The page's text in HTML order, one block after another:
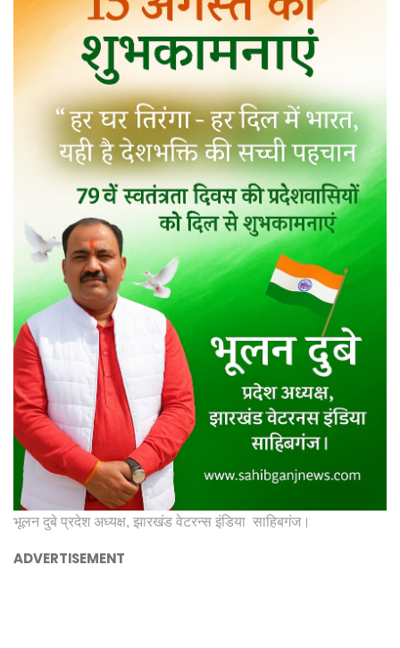
भूलन दुबे प्रदेश अध्यक्ष, झारखंड वेटरन्स इंडिया साहिबगंज।
ADVERTISEMENT